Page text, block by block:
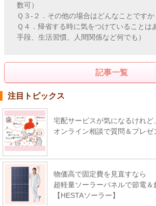
数可）
Ｑ３-２．その他の場合はどんなことですか
Ｑ４．帰省する時に気をつけていることは
手段、生活習慣、人間関係など何でも）
記事一覧
注目トピックス
宅配サービスが気になるけれど
オンライン相談で質問＆プレゼ
物価高で固定費を見直すなら
超軽量ソーラーパネルで節電＆
【HESTAソーラー】